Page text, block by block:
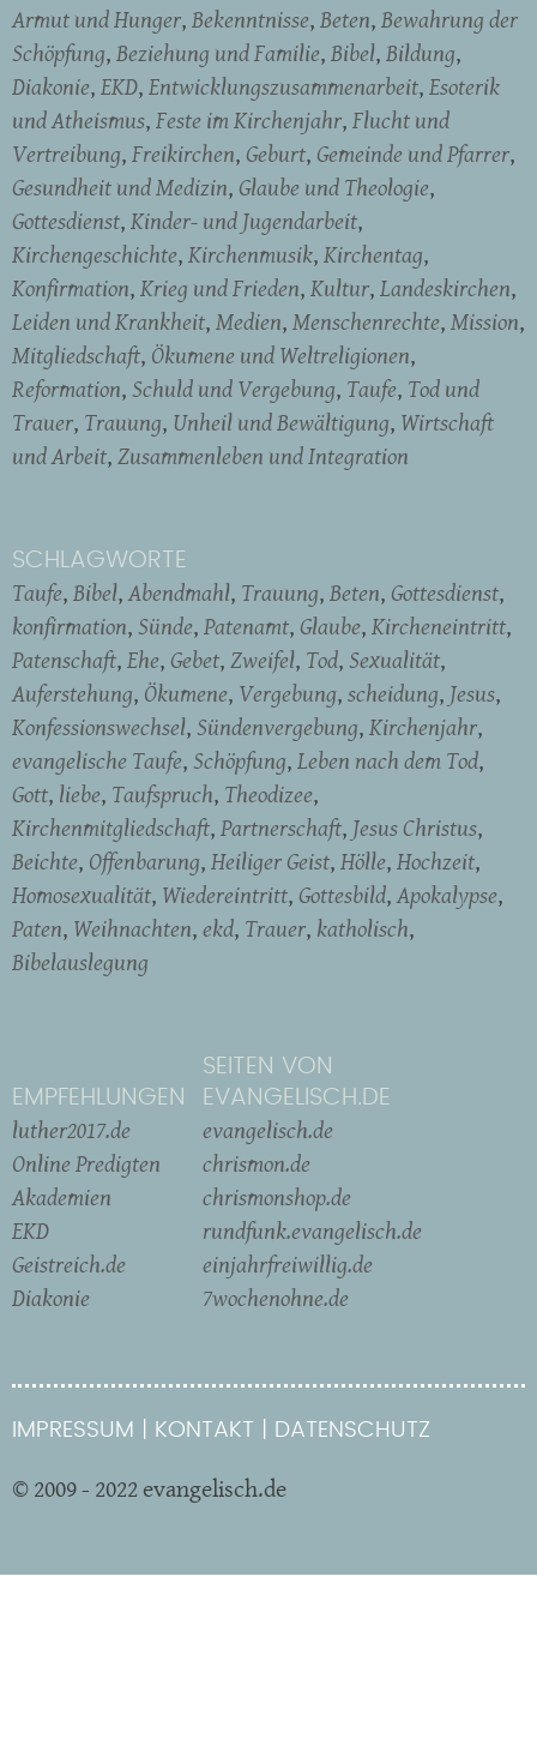
Armut und Hunger Bekenntnisse Beten Bewahrung der
Schöpfung Beziehung und Familie Bibel Bildung
Diakonie EKD Entwicklungszusammenarbeit Esoterik
und Atheismus Feste im Kirchenjahr Flucht und
Vertreibung Freikirchen Geburt Gemeinde und Pfarrer
Gesundheit und Medizin Glaube und Theologie
Gottesdienst Kinder- und Jugendarbeit
Kirchengeschichte Kirchenmusik Kirchentag
Konfirmation Krieg und Frieden Kultur Landeskirchen
Leiden und Krankheit Medien Menschenrechte Mission
Mitgliedschaft Ökumene und Weltreligionen
Reformation Schuld und Vergebung Taufe Tod und
Trauer Trauung Unheil und Bewältigung Wirtschaft
und Arbeit Zusammenleben und Integration
SCHLAGWORTE
Taufe Bibel Abendmahl Trauung Beten Gottesdienst
konfirmation Sünde Patenamt Glaube Kircheneintritt
Patenschaft Ehe Gebet Zweifel Tod Sexualität
Auferstehung Ökumene Vergebung scheidung Jesus
Konfessionswechsel Sündenvergebung Kirchenjahr
evangelische Taufe Schöpfung Leben nach dem Tod
Gott liebe Taufspruch Theodizee
Kirchenmitgliedschaft Partnerschaft Jesus Christus
Beichte Offenbarung Heiliger Geist Hölle Hochzeit
Homosexualität Wiedereintritt Gottesbild Apokalypse
Paten Weihnachten ekd Trauer katholisch
Bibelauslegung
EMPFEHLUNGEN
luther2017.de
Online Predigten
Akademien
EKD
Geistreich.de
Diakonie
SEITEN VON
EVANGELISCH.DE
evangelisch.de
chrismon.de
chrismonshop.de
rundfunk.evangelisch.de
einjahrfreiwillig.de
7wochenohne.de
IMPRESSUM KONTAKT DATENSCHUTZ
© 2009 - 2022 evangelisch.de